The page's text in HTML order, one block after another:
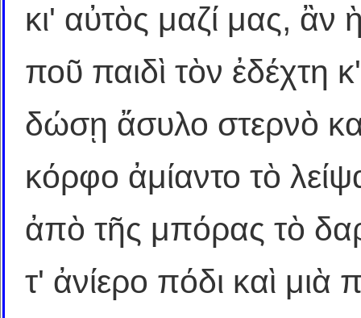
κι' αὐτὸς μαζί μας,
ποῦ παιδὶ τὸν ἐδέχτη
δώσῃ ἄσυλο στερνὸ
κόρφο ἀμίαντο τὸ
ἀπὸ τῆς μπόρας τὸ
τ' ἀνίερο πόδι καὶ μιὰ